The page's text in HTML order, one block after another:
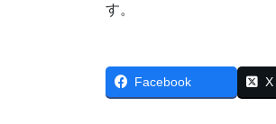
す。
Facebook X